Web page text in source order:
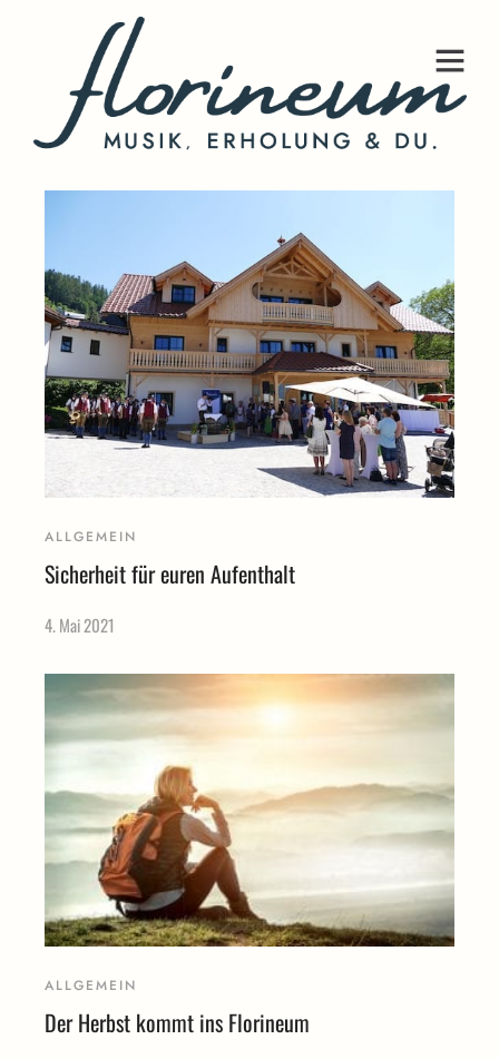
ALLGEMEIN
Sicherheit für euren Aufenthalt
4. Mai 2021
ALLGEMEIN
Der Herbst kommt ins Florineum